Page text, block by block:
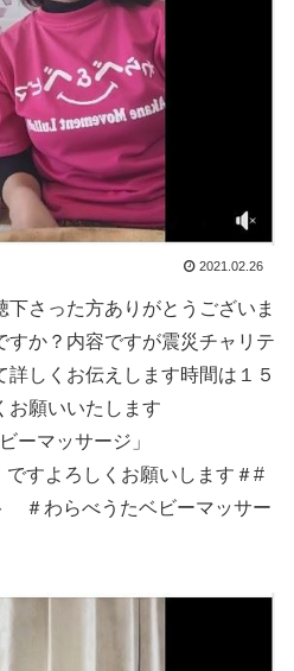
2021.02.26
さった方ありがとうございま
すか？内容ですが震災チャリテ
詳しくお伝えします時間は１５
お願いいたします
ーマッサージ」
ですよろしくお願いします＃#
わらべうたベビーマッサー